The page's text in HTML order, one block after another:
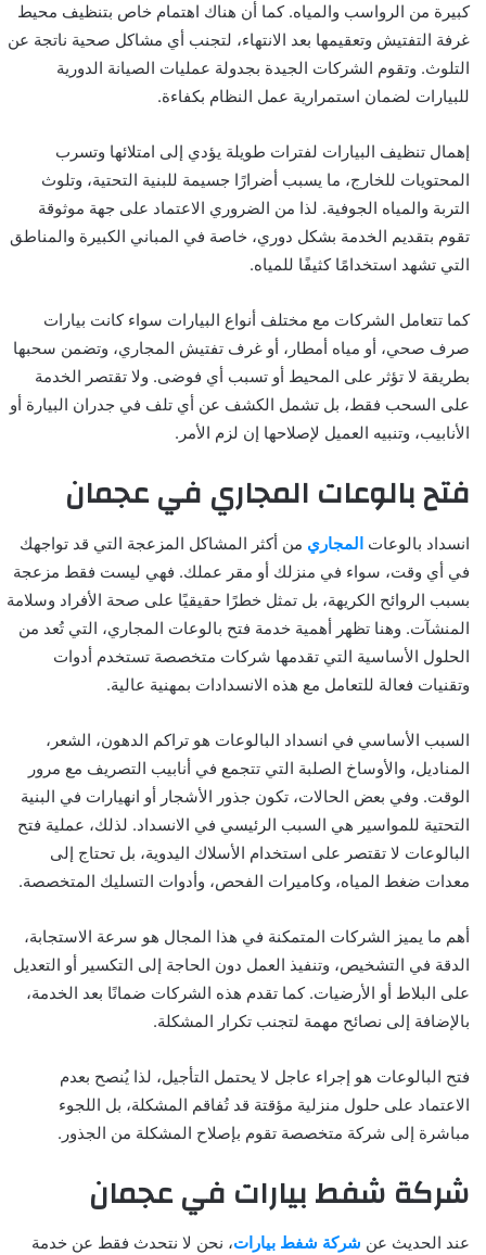
كبيرة من الرواسب والمياه. كما أن هناك اهتمام خاص بتنظيف محيط
غرفة التفتيش وتعقيمها بعد الانتهاء، لتجنب أي مشاكل صحية ناتجة عن
التلوث. وتقوم الشركات الجيدة بجدولة عمليات الصيانة الدورية
للبيارات لضمان استمرارية عمل النظام بكفاءة.
إهمال تنظيف البيارات لفترات طويلة يؤدي إلى امتلائها وتسرب
المحتويات للخارج، ما يسبب أضرارًا جسيمة للبنية التحتية، وتلوث
التربة والمياه الجوفية. لذا من الضروري الاعتماد على جهة موثوقة
تقوم بتقديم الخدمة بشكل دوري، خاصة في المباني الكبيرة والمناطق
التي تشهد استخدامًا كثيفًا للمياه.
كما تتعامل الشركات مع مختلف أنواع البيارات سواء كانت بيارات
صرف صحي، أو مياه أمطار، أو غرف تفتيش المجاري، وتضمن سحبها
بطريقة لا تؤثر على المحيط أو تسبب أي فوضى. ولا تقتصر الخدمة
على السحب فقط، بل تشمل الكشف عن أي تلف في جدران البيارة أو
الأنابيب، وتنبيه العميل لإصلاحها إن لزم الأمر.
فتح بالوعات المجاري في عجمان
انسداد بالوعات المجاري من أكثر المشاكل المزعجة التي قد تواجهك
في أي وقت، سواء في منزلك أو مقر عملك. فهي ليست فقط مزعجة
بسبب الروائح الكريهة، بل تمثل خطرًا حقيقيًا على صحة الأفراد وسلامة
المنشآت. وهنا تظهر أهمية خدمة فتح بالوعات المجاري، التي تُعد من
الحلول الأساسية التي تقدمها شركات متخصصة تستخدم أدوات
وتقنيات فعالة للتعامل مع هذه الانسدادات بمهنية عالية.
السبب الأساسي في انسداد البالوعات هو تراكم الدهون، الشعر،
المناديل، والأوساخ الصلبة التي تتجمع في أنابيب التصريف مع مرور
الوقت. وفي بعض الحالات، تكون جذور الأشجار أو انهيارات في البنية
التحتية للمواسير هي السبب الرئيسي في الانسداد. لذلك، عملية فتح
البالوعات لا تقتصر على استخدام الأسلاك اليدوية، بل تحتاج إلى
معدات ضغط المياه، وكاميرات الفحص، وأدوات التسليك المتخصصة.
أهم ما يميز الشركات المتمكنة في هذا المجال هو سرعة الاستجابة،
الدقة في التشخيص، وتنفيذ العمل دون الحاجة إلى التكسير أو التعديل
على البلاط أو الأرضيات. كما تقدم هذه الشركات ضمانًا بعد الخدمة،
بالإضافة إلى نصائح مهمة لتجنب تكرار المشكلة.
فتح البالوعات هو إجراء عاجل لا يحتمل التأجيل، لذا يُنصح بعدم
الاعتماد على حلول منزلية مؤقتة قد تُفاقم المشكلة، بل اللجوء
مباشرة إلى شركة متخصصة تقوم بإصلاح المشكلة من الجذور.
شركة شفط بيارات في عجمان
عند الحديث عن شركة شفط بيارات، نحن لا نتحدث فقط عن خدمة